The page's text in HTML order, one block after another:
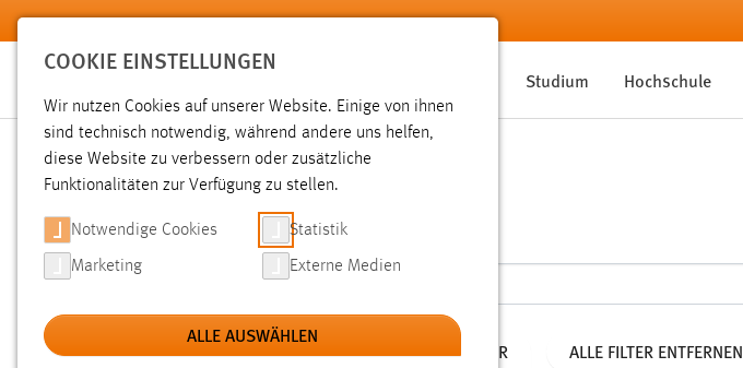
Zum Hauptinhalt springen
Studium Hochschule
SUCHE
Aktive Filter: TYP: SEITEN ALTER: 6 MONATE BIS 1 JAHR ALLE FILTER ENTFERNEN
COOKIE EINSTELLUNGEN
Wir nutzen Cookies auf unserer Website. Einige von ihnen
sind technisch notwendig, während andere uns helfen,
diese Website zu verbessern oder zusätzliche
Funktionalitäten zur Verfügung zu stellen.
Notwendige Cookies Statistik
Marketing Externe Medien
ALLE AUSWÄHLEN